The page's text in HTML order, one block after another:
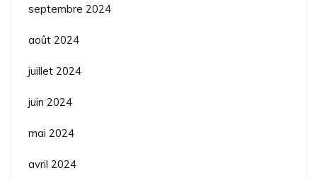
septembre 2024
août 2024
juillet 2024
juin 2024
mai 2024
avril 2024